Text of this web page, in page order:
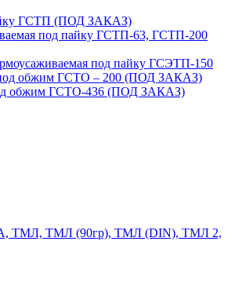
ГСТП (ПОД ЗАКАЗ)
под пайку ГСТП-63, ГСТП-200
под пайку ГСЭТП-150
под обжим ГСТО – 200 (ПОД ЗАКАЗ)
под обжим ГСТО-436 (ПОД ЗАКАЗ)
ТМЛ, ТМЛ (90гр), ТМЛ (DIN), ТМЛ 2,